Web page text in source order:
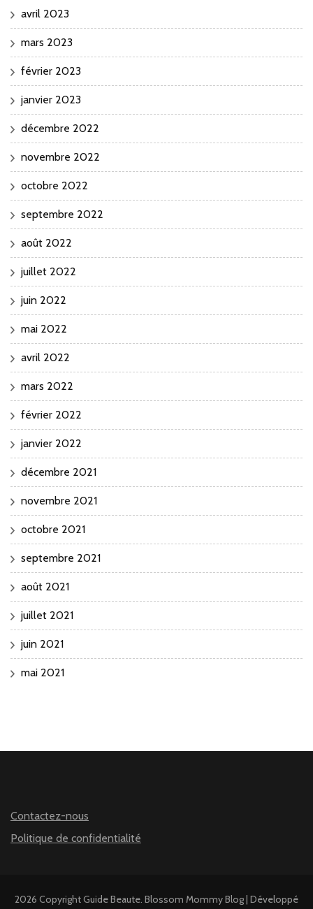
avril 2023
mars 2023
février 2023
janvier 2023
décembre 2022
novembre 2022
octobre 2022
septembre 2022
août 2022
juillet 2022
juin 2022
mai 2022
avril 2022
mars 2022
février 2022
janvier 2022
décembre 2021
novembre 2021
octobre 2021
septembre 2021
août 2021
juillet 2021
juin 2021
mai 2021
Contactez-nous
Politique de confidentialité
2026 CopyrightGuide Beaute. Blossom Mommy Blog | Développé